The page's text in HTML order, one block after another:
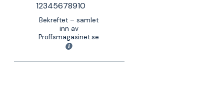
12345678910
Bekreftet – samlet
inn av
Proffsmagasinet.se